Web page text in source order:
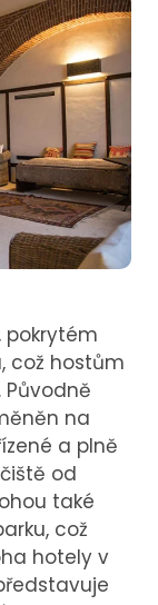
pokrytém
což hostům
na
a plně
od
také
což
hotely v